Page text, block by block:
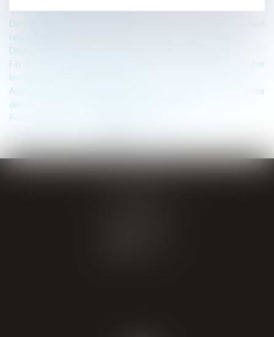
d’évaluation des pesticides
Devoir d’information précontractuelle : la Cour de cassation
resserre l’étau
Droit de la preuve et protection du secret des affaires
Fin de vie : deux propositions de loi adoptées en première
lecture par l’Assemblée nationale
Avis de la Cour internationale de Justice sur les obligations
des États en matière de changement climatique
Formation – Congrès Athènes 2025
<< < 1 2 3 4 5 6 7 ... > >>